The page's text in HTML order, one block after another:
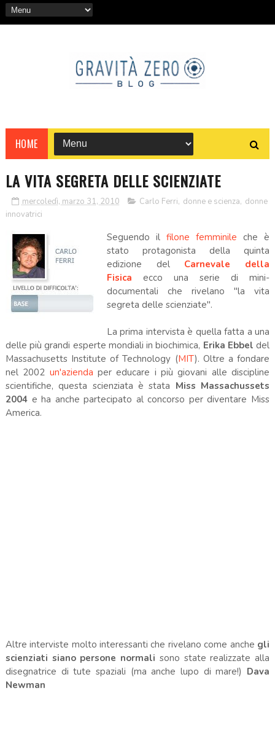
HOME
LA VITA SEGRETA DELLE SCIENZIATE
mercoledì, marzo 31, 2010 Carlo Ferri, donne e scienza, donne
innovatrici
Seguendo il filone femminileche è
stato protagonista della quinta
edizione del Carnevale della
Fisica
ecco una serie di mini-
documentali che rivelano "la vita
segreta delle scienziate".
La prima intervista è quella fatta a una
delle più grandi esperte mondiali in biochimica, Erika Ebbel del
Massachusetts Institute of Technology (MIT). Oltre a fondare
nel 2002 un'azienda per educare i più giovani alle discipline
scientifiche, questa scienziata è stata Miss Massachussets
2004e ha anche partecipato al concorso per diventare Miss
America.
Altre interviste molto interessanti che rivelano come anche gli
scienziati siano persone normali sono state realizzate alla
disegnatrice di tute spaziali (ma anche lupo di mare!) Dava
Newman